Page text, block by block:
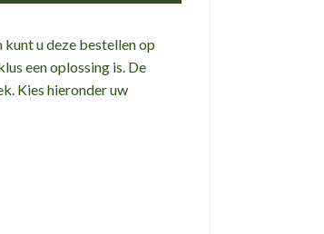
u deze bestellen op
een oplossing is. De
Kies hieronder uw